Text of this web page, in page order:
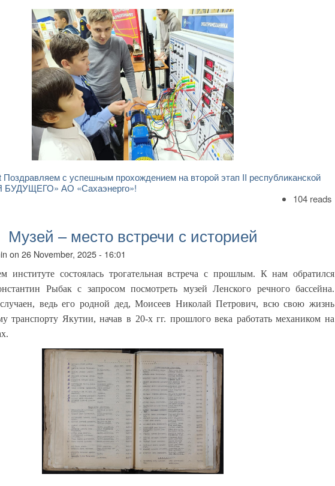
с успешным прохождением на второй этап II республиканской
АО «Сахаэнерго»!
104 reads
Музей – место встречи с историей
on 26 November, 2025 - 16:01
институте состоялась трогательная встреча с прошлым. К нам обратился
Рыбак с запросом посмотреть музей Ленского речного бассейна.
ведь его родной дед, Моисеев Николай Петрович, всю свою жизнь
транспорту Якутии, начав в 20-х гг. прошлого века работать механиком на